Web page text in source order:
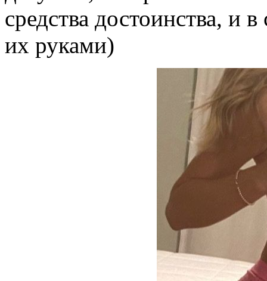
средства достоинства, и
их руками)